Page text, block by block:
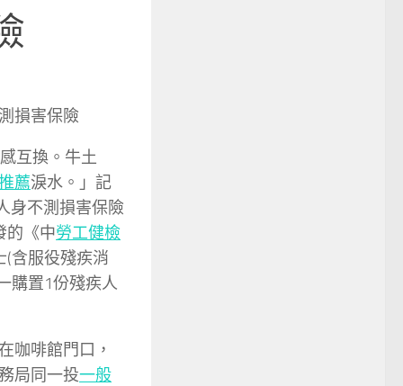
損害保險
互換。牛土
薦淚水。」記
身不測損害保險
的《中勞工健檢
(含服役殘疾消
購置1份殘疾人
咖啡館門口，
局同一投一般